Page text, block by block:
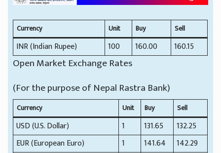
Currency Unit Buy Sell
INR (Indian Rupee) 100 160.00 160.15
Open Market Exchange Rates
(For the purpose of Nepal Rastra Bank)
Currency Unit Buy Sell
USD (U.S. Dollar) 1 131.65
132.25
EUR (European Euro)
1 141.64
142.29